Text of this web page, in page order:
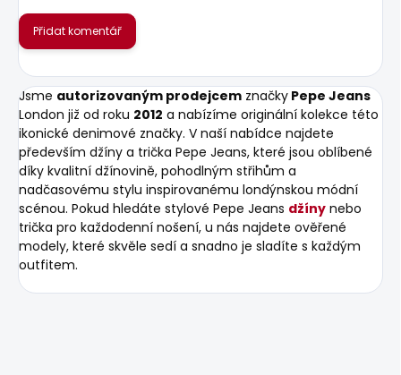
Přidat komentář
Jsme autorizovaným prodejcem značky Pepe Jeans
London již od roku 2012 a nabízíme originální kolekce této
ikonické denimové značky. V naší nabídce najdete
především džíny a trička Pepe Jeans, které jsou oblíbené
díky kvalitní džínovině, pohodlným střihům a
nadčasovému stylu inspirovanému londýnskou módní
scénou. Pokud hledáte stylové Pepe Jeans džíny nebo
trička pro každodenní nošení, u nás najdete ověřené
modely, které skvěle sedí a snadno je sladíte s každým
outfitem.